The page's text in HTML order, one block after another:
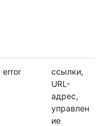
error
ссылки,
URL-
адрес,
управлен
ие